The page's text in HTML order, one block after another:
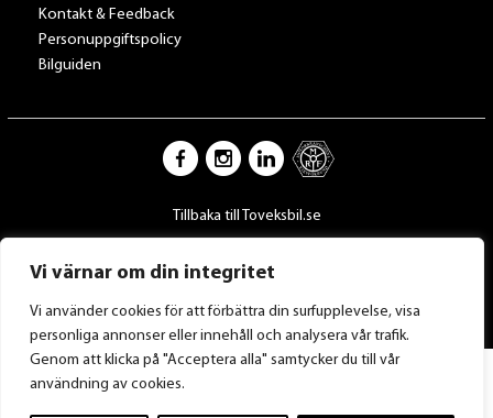
Vi värnar om din integritet
Vi använder cookies för att förbättra din surfupplevelse, visa
personliga annonser eller innehåll och analysera vår trafik.
Genom att klicka på "Acceptera alla" samtycker du till vår
användning av cookies.
Kontakt & Feedback
Personuppgiftspolicy
Bilguiden
Tillbaka till Toveksbil.se